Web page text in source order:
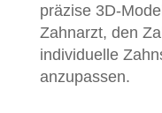
präzise 3D-
Zahnarzt, den
individuelle
anzupassen.